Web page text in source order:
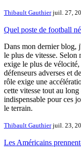
Thibault Gauthier juil. 27,
Quel poste de football
Dans mon dernier blog,
le plus de vitesse. Selon
exige le plus de vélocité,
défenseurs adverses et
rôle exige une
cette vitesse tout au
indispensable pour ces
le terrain.
Thibault Gauthier juil. 23,
Les Américains